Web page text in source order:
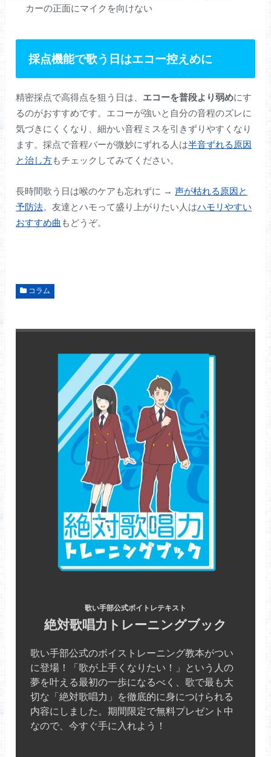
カーの正面にマイクを向けない
採点機能で歌う日はエコー控えめに
精密採点で高得点を狙う日は、 エコーを普段より弱めにす
るのがおすすめです。エコーが強いと自分の音程のズレに
気づきにくくなり、細かい音程ミスを引きずりやすくなり
ます。採点で音程バーが微妙にずれる人は半音ずれる原因
と治し方もチェックしてみてください。
長時間歌う日は喉のケアも忘れずに →声が枯れる原因と
予防法。友達とハモって盛り上がりたい人はハモリやすい
おすすめ曲 もどうぞ。
コラム
歌い手部公式ボイトレテキスト
絶対歌唱力トレーニングブック
歌い手部公式のボイストレーニング教本がつい
に登場！「歌が上手くなりたい！」という人の
夢を叶える最初の一歩になるべく、歌で最も大
切な「絶対歌唱力」を徹底的に身につけられる
内容にしました。期間限定で無料プレゼント中
なので、今すぐ手に入れよう！